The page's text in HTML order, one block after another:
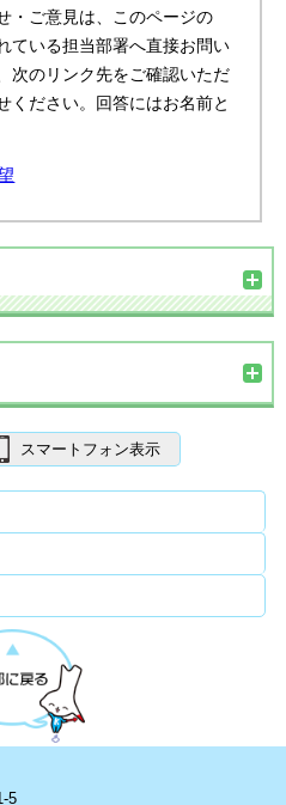
・ご意見は、このページの
ている担当部署へ直接お問い
次のリンク先をご確認いただ
ください。回答にはお名前と
スマートフォン表示
5